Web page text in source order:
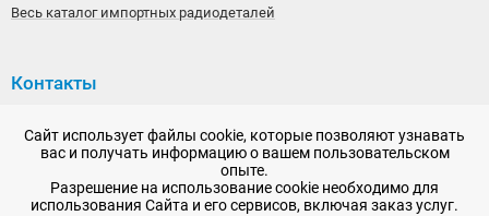
Весь каталог импортных радиодеталей
Контакты
192148, г. Санкт-Петербург, Железнодорожный проспект,
дом 36
+7 (812) 565-06-52
Сайт использует файлы cookie, которые позволяют узнавать
вас и получать информацию о вашем пользовательском
опыте.
Разрешение на использование cookie необходимо для
использования Сайта и его сервисов, включая заказ услуг.